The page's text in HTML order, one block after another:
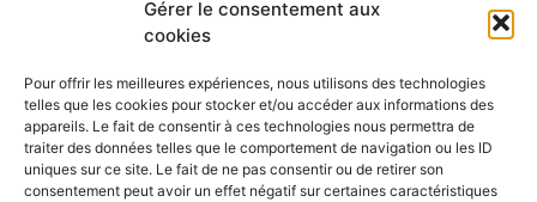
Gérer le consentement aux
cookies
Pour offrir les meilleures expériences, nous utilisons des technologies
telles que les cookies pour stocker et/ou accéder aux informations des
appareils. Le fait de consentir à ces technologies nous permettra de
traiter des données telles que le comportement de navigation ou les ID
uniques sur ce site. Le fait de ne pas consentir ou de retirer son
consentement peut avoir un effet négatif sur certaines caractéristiques
SUIVEZ-NOUS